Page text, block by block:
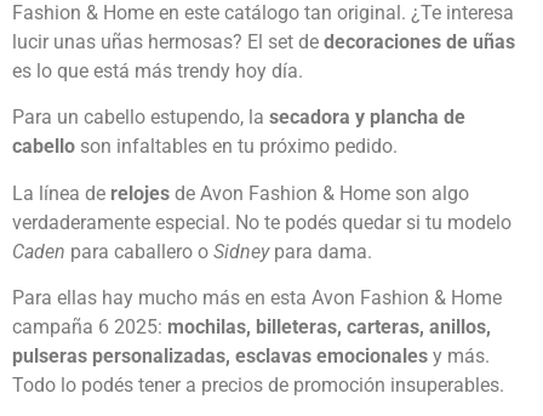
Fashion & Home en este catálogo tan original. ¿Te interesa
lucir unas uñas hermosas? El set de decoraciones de uñas
es lo que está más trendy hoy día.
Para un cabello estupendo, la secadora y plancha de
cabello son infaltables en tu próximo pedido.
La línea de relojes de Avon Fashion & Home son algo
verdaderamente especial. No te podés quedar si tu modelo
Caden para caballero o Sidneypara dama.
Para ellas hay mucho más en esta Avon Fashion & Home
campaña 6 2025: mochilas, billeteras, carteras, anillos,
pulseras personalizadas, esclavas emocionales y más.
Todo lo podés tener a precios de promoción insuperables.